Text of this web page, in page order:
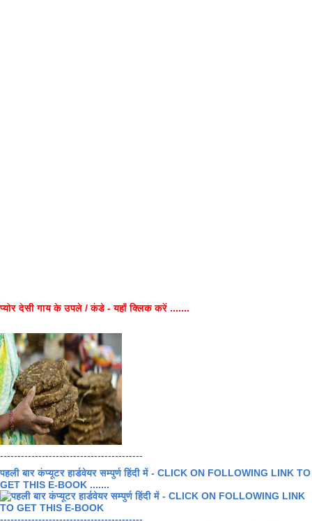
प्योर देसी गाय के उपले / कंडे - यहाँ क्लिक करें .......
-----------------------------------------
पहली बार कंप्यूटर हार्डवेयर सम्पुर्ण हिंदी में - CLICK ON FOLLOWING LINK TO
GET THIS E-BOOK .......